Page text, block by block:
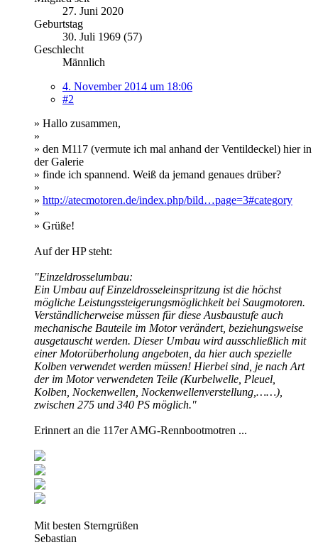
27. Juni 2020
Geburtstag
30. Juli 1969 (57)
Geschlecht
Männlich
4. November 2014 um 18:06
#2
» Hallo zusammen,
»
» den M117 (vermute ich mal anhand der Ventildeckel) hier in
der Galerie
» finde ich spannend. Weiß da jemand genaues drüber?
»
» http://atecmotoren.de/index.php/bild…page=3#category
»
» Grüße!
Auf der HP steht:
"Einzeldrosselumbau:
Ein Umbau auf Einzeldrosseleinspritzung ist die höchst
mögliche Leistungssteigerungsmöglichkeit bei Saugmotoren.
Verständlicherweise müssen für diese Ausbaustufe auch
mechanische Bauteile im Motor verändert, beziehungsweise
ausgetauscht werden. Dieser Umbau wird ausschließlich mit
einer Motorüberholung angeboten, da hier auch spezielle
Kolben verwendet werden müssen! Hierbei sind, je nach Art
der im Motor verwendeten Teile (Kurbelwelle, Pleuel,
Kolben, Nockenwellen, Nockenwellenverstellung,……),
zwischen 275 und 340 PS möglich."
Erinnert an die 117er AMG-Rennbootmotren ...
Mit besten Sterngrüßen
Sebastian